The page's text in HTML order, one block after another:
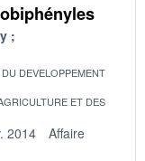
DEVELOPPEMENT
ET DES
2014
Affaire